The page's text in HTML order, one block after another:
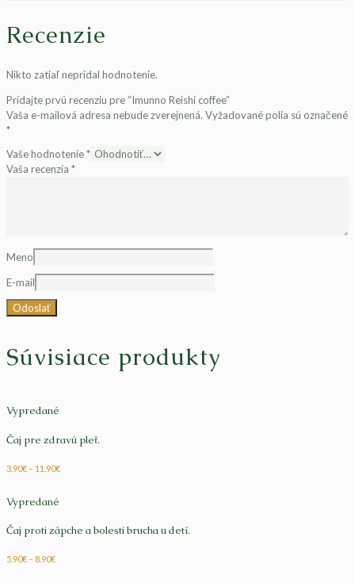
Recenzie
Nikto zatiaľ nepridal hodnotenie.
Pridajte prvú recenziu pre “Imunno Reishi coffee”
Vaša e-mailová adresa nebude zverejnená. Vyžadované polia sú označené
*
Vaše hodnotenie*
Vaša recenzia *
Meno
E-mail
Súvisiace produkty
Vypredané
Čaj pre zdravú pleť.
3.90€ – 11.90€
Vypredané
Čaj proti zápche a bolesti brucha u detí.
5.90€ – 8.90€